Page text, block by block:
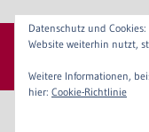
Zum
Inhalt
SpVgg 1904
Datenschutz und
Website weiterhin nutzt,
Weitere Informationen,
hier: Cookie-Richtlinie